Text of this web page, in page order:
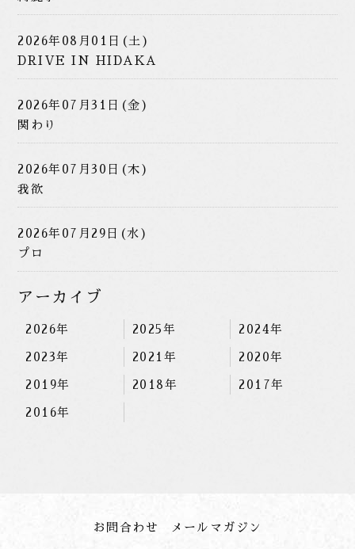
2026年08月01日(土)
DRIVE IN HIDAKA
2026年07月31日(金)
関わり
2026年07月30日(木)
我欲
2026年07月29日(水)
プロ
アーカイブ
2026年 2025年 2024年
2023年 2021年 2020年
2019年 2018年 2017年
2016年
お問合わせ メールマガジン